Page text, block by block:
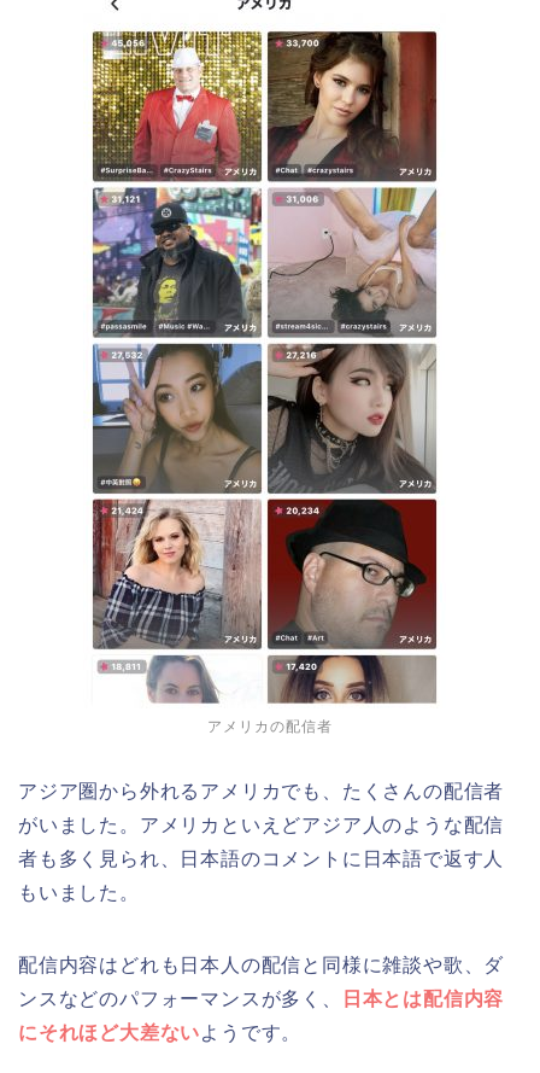
アメリカの配信者
アジア圏から外れるアメリカでも、たくさんの配信者
がいました。アメリカといえどアジア人のような配信
者も多く見られ、日本語のコメントに日本語で返す人
もいました。
配信内容はどれも日本人の配信と同様に雑談や歌、ダ
ンスなどのパフォーマンスが多く、
日本とは配信内容
にそれほど大差ないようです。